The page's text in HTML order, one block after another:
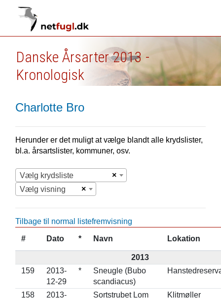
Danske Årsarter 2013 -
Kronologisk
Charlotte Bro
Herunder er det muligt at vælge blandt alle krydslister,
bl.a. årsartslister, kommuner, osv.
×
Vælg krydsliste
×
Vælg visning
Tilbage til normal listefremvisning
# Dato * Navn Lokation
2013
159
2013-
12-29
*
Sneugle (Bubo
scandiacus)
158
2013-
Sortstrubet Lom
Klitmøller